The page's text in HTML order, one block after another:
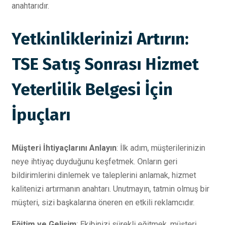
anahtarıdır.
Yetkinliklerinizi Artırın:
TSE Satış Sonrası Hizmet
Yeterlilik Belgesi İçin
İpuçları
Müşteri İhtiyaçlarını Anlayın: İlk adım, müşterilerinizin
neye ihtiyaç duyduğunu keşfetmek. Onların geri
bildirimlerini dinlemek ve taleplerini anlamak, hizmet
kalitenizi artırmanın anahtarı. Unutmayın, tatmin olmuş bir
müşteri, sizi başkalarına öneren en etkili reklamcıdır.